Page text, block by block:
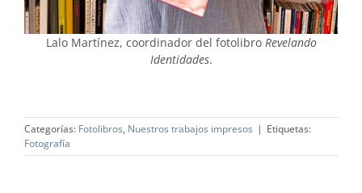
Lalo Martínez, coordinador del fotolibro Revelando
Identidades.
Categorías: Fotolibros, Nuestros trabajos impresos | Etiquetas:
Fotografía